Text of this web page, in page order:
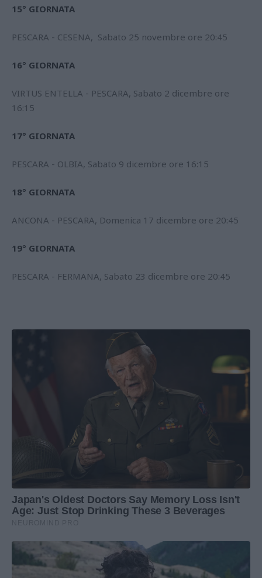
15° GIORNATA
PESCARA - CESENA, Sabato 25 novembre ore 20:45
16° GIORNATA
VIRTUS ENTELLA - PESCARA, Sabato 2 dicembre ore
16:15
17° GIORNATA
PESCARA - OLBIA, Sabato 9 dicembre ore 16:15
18° GIORNATA
ANCONA - PESCARA, Domenica 17 dicembre ore 20:45
19° GIORNATA
PESCARA - FERMANA, Sabato 23 dicembre ore 20:45